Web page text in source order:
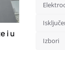
i u
Izbori